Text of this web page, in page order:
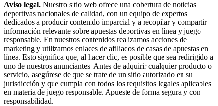
Aviso legal. Nuestro sitio web ofrece una cobertura de noticias
deportivas nacionales de calidad, con un equipo de expertos
dedicados a producir contenido imparcial y a recopilar y compartir
información relevante sobre apuestas deportivas en línea y juego
responsable. En nuestros contenidos realizamos acciones de
marketing y utilizamos enlaces de afiliados de casas de apuestas en
línea. Esto significa que, al hacer clic, es posible que sea redirigido a
uno de nuestros anunciantes. Antes de adquirir cualquier producto o
servicio, asegúrese de que se trate de un sitio autorizado en su
jurisdicción y que cumpla con todos los requisitos legales aplicables
en materia de juego responsable. Apueste de forma segura y con
responsabilidad.